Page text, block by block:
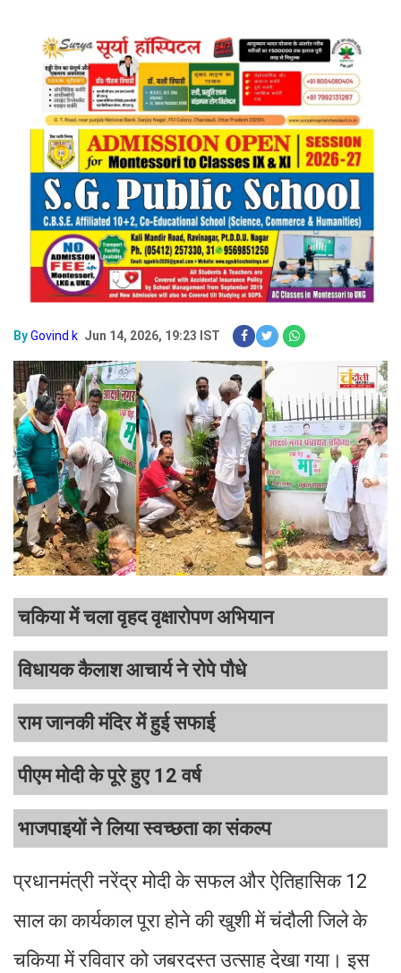
ByGovind k Jun 14, 2026, 19:23 IST
चकिया में चला वृहद वृक्षारोपण अभियान
विधायक कैलाश आचार्य ने रोपे पौधे
राम जानकी मंदिर में हुई सफाई
पीएम मोदी के पूरे हुए 12 वर्ष
भाजपाइयों ने लिया स्वच्छता का संकल्प
प्रधानमंत्री नरेंद्र मोदी के सफल और ऐतिहासिक 12
साल का कार्यकाल पूरा होने की खुशी में चंदौली जिले के
चकिया में रविवार को जबरदस्त उत्साह देखा गया। इस